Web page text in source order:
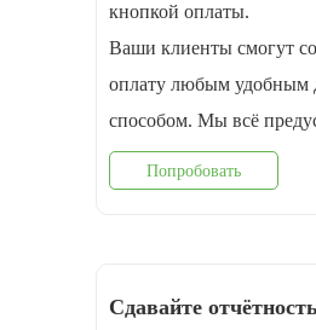
кнопкой оплаты.
Ваши клиенты смогут
оплату любым удобным
способом. Мы всё
Попробовать
Сдавайте